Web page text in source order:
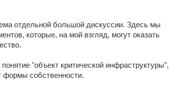
отдельной большой дискуссии. Здесь мы
которые, на мой взгляд, могут оказать
"объект критической инфраструктуры",
формы собственности.